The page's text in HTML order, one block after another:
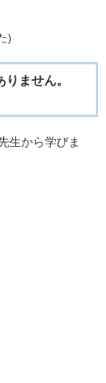
)
ません。
生から学びま